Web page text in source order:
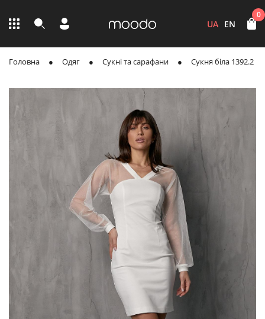
UA EN
0
Головна Одяг Сукні та сарафани Сукня біла 1392.2